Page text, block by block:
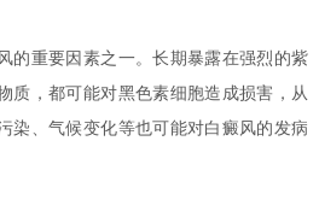
重要因素之一。长期暴露在强烈的紫
质，都可能对黑色素细胞造成损害，从
染、气候变化等也可能对白癜风的发病